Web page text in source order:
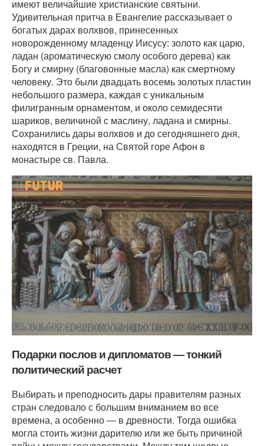
имеют величайшие христианские святыни.
Удивительная притча в Евангелие рассказывает о
богатых дарах волхвов, принесенных
новорожденному младенцу Иисусу: золото как царю,
ладан (ароматическую смолу особого дерева) как
Богу и смирну (благовонные масла) как смертному
человеку. Это были двадцать восемь золотых пластин
небольшого размера, каждая с уникальным
филигранным орнаментом, и около семидесяти
шариков, величиной с маслину, ладана и смирны.
Сохранились дары волхвов и до сегодняшнего дня,
находятся в Греции, на Святой горе Афон в
монастыре св. Павла.
Подарки послов и дипломатов ― тонкий
политический расчет
Выбирать и преподносить дары правителям разных
стран следовало с большим вниманием во все
времена, а особенно ― в древности. Тогда ошибка
могла стоить жизни дарителю или же быть причиной